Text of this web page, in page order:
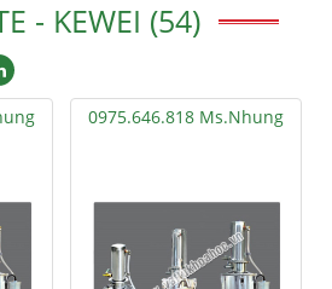
- KEWEI (54)
0975.646.818 Ms.Nhung